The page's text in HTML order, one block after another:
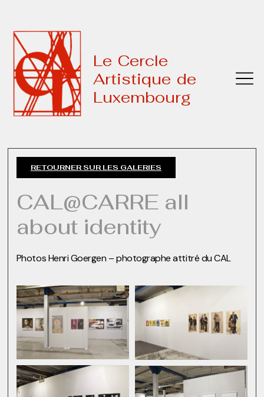
Le Cercle
Artistique de
Luxembourg
RETOURNER SUR LES GALERIES
CAL@CARRE all
about identity
Photos Henri Goergen – photographe attitré du CAL